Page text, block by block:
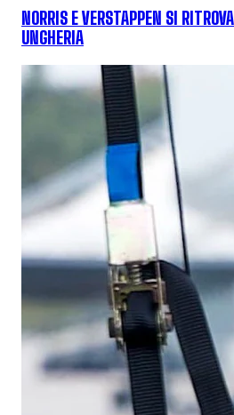
NORRIS E VERSTAPPEN SI
UNGHERIA